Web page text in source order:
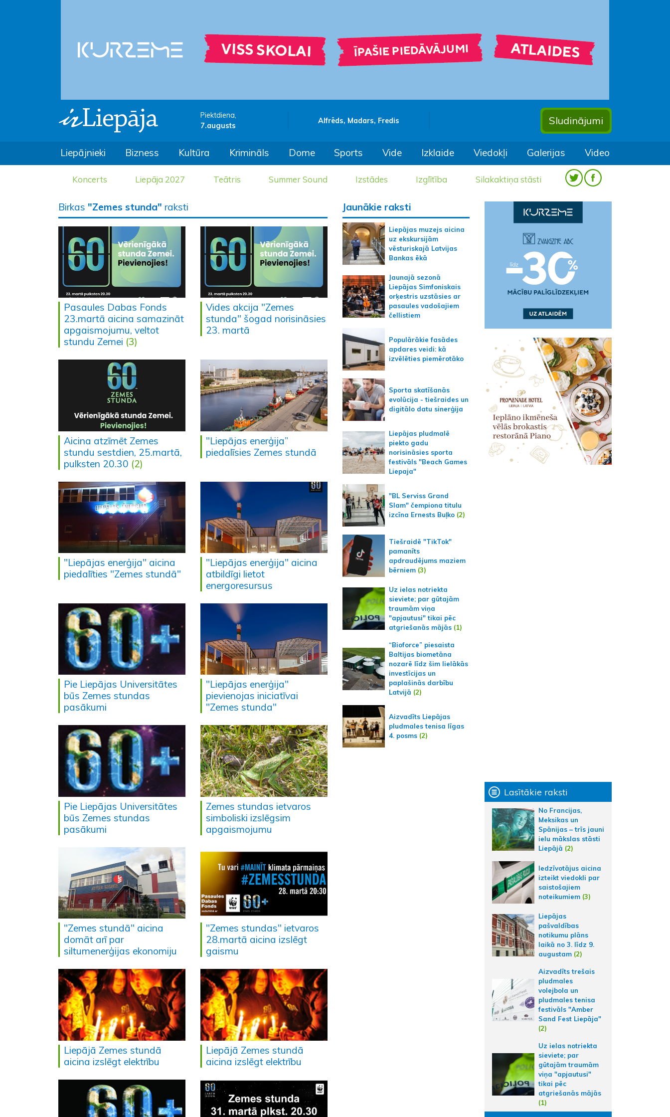
Piektdiena,
7.augusts
Alfrēds, Madars, Fredis Sludinājumi
Liepājnieki Bizness Kultūra Krimināls Dome Sports Vide Izklaide Viedokļi Galerijas Video
Koncerts Liepāja 2027 Teātris Summer Sound Izstādes Izglītība Silakaktiņa stāsti
Birkas "Zemes stunda" raksti
Pasaules Dabas Fonds
23.martā aicina samazināt
apgaismojumu, veltot
stundu Zemei (3)
Vides akcija "Zemes
stunda" šogad norisināsies
23. martā
Aicina atzīmēt Zemes
stundu sestdien, 25.martā,
pulksten 20.30 (2)
"Liepājas enerģija”
piedalīsies Zemes stundā
"Liepājas enerģija" aicina
piedalīties "Zemes stundā"
"Liepājas enerģija" aicina
atbildīgi lietot
energoresursus
Pie Liepājas Universitātes
būs Zemes stundas
pasākumi
"Liepājas enerģija"
pievienojas iniciatīvai
"Zemes stunda"
Pie Liepājas Universitātes
būs Zemes stundas
pasākumi
Zemes stundas ietvaros
simboliski izslēgsim
apgaismojumu
"Zemes stundā" aicina
domāt arī par
siltumenerģijas ekonomiju
"Zemes stundas" ietvaros
28.martā aicina izslēgt
gaismu
Liepājā Zemes stundā
aicina izslēgt elektrību
Liepājā Zemes stundā
aicina izslēgt elektrību
Jaunākie raksti
Liepājas muzejs aicina
uz ekskursijām
vēsturiskajā Latvijas
Bankas ēkā
Jaunajā sezonā
Liepājas Simfoniskais
orķestris uzstāsies ar
pasaules vadošajiem
čellistiem
Populārākie fasādes
apdares veidi: kā
izvēlēties piemērotāko
Sporta skatīšanās
evolūcija - tiešraides un
digitālo datu sinerģija
Liepājas pludmalē
piekto gadu
norisināsies sporta
festivāls "Beach Games
Liepaja"
"BL Serviss Grand
Slam" čempiona titulu
izcīna Ernests Buļko (2)
Tiešraidē "TikTok"
pamanīts
apdraudējums maziem
bērniem (3)
Uz ielas notriekta
sieviete; par gūtajām
traumām viņa
"apjautusi" tikai pēc
atgriešanās mājās (1)
“Bioforce” piesaista
Baltijas biometāna
nozarē līdz šim lielākās
investīcijas un
paplašinās darbību
Latvijā (2)
Aizvadīts Liepājas
pludmales tenisa līgas
4. posms (2)
Lasītākie raksti
No Francijas,
Meksikas un
Spānijas – trīs jauni
ielu mākslas stāsti
Liepājā (2)
Iedzīvotājus aicina
izteikt viedokli par
saistošajiem
noteikumiem (3)
Liepājas
pašvaldības
notikumu plāns
laikā no 3. līdz 9.
augustam (2)
Aizvadīts trešais
pludmales
volejbola un
pludmales tenisa
festivāls "Amber
Sand Fest Liepāja"
(2)
Uz ielas notriekta
sieviete; par
gūtajām traumām
viņa "apjautusi"
tikai pēc
atgriešanās mājās
(1)